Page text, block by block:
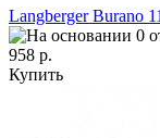
Langberger Burano
958 р.
Купить